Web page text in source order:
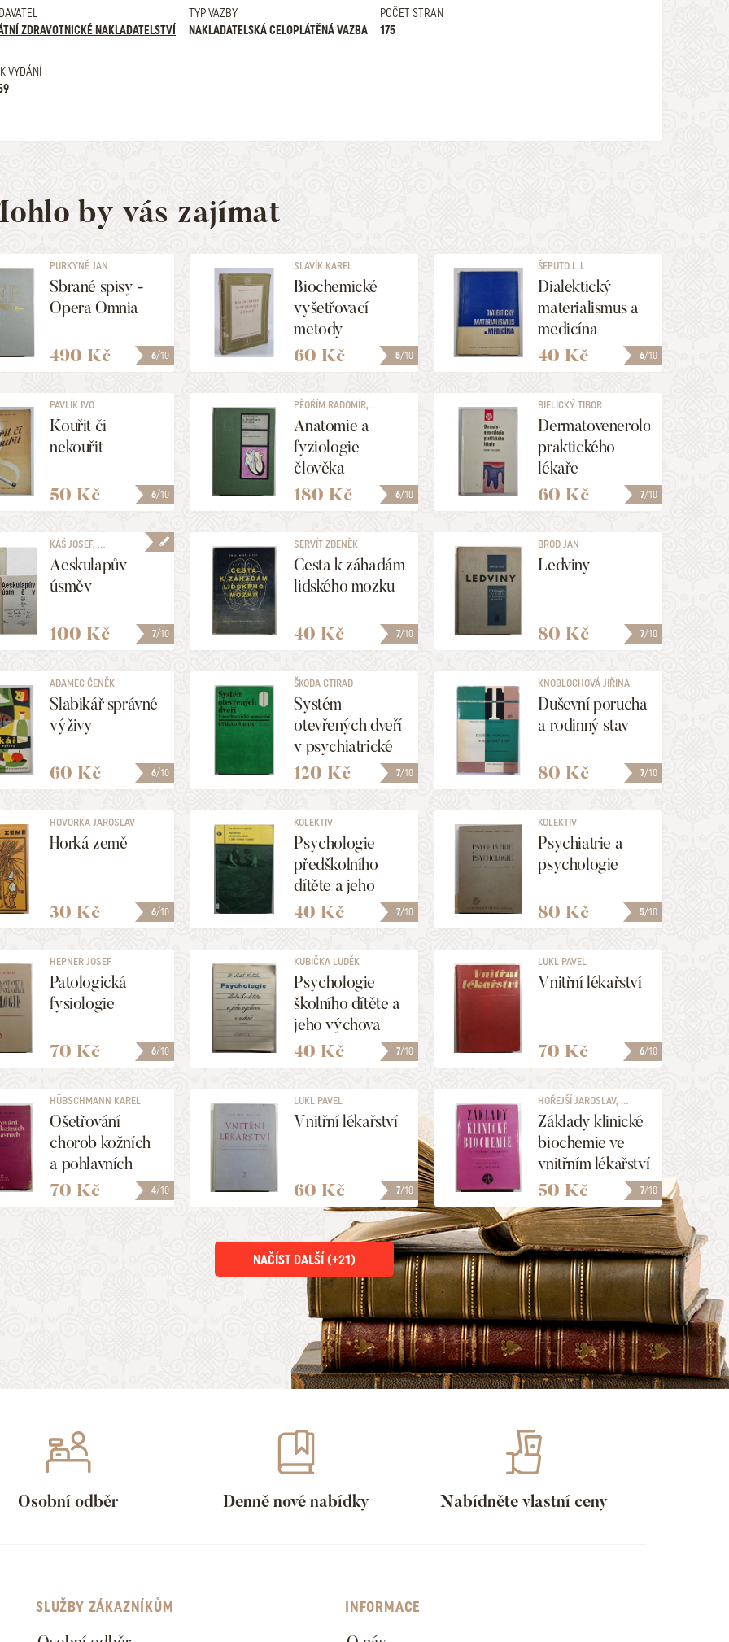
ZDRAVOTNICKÉ NAKLADATELSTVÍ
TYP VAZBY
NAKLADATELSKÁ CELOPLÁTĚNÁ VAZBA
POČET STRAN
175
VYDÁNÍ
by vás zajímat
6/10
PURKYNĚ JAN
EVANGELISTA
Sbrané spisy -
Opera Omnia
490 Kč 5/10
SLAVÍK KAREL
Biochemické
vyšetřovací
metody
60 Kč 6/10
ŠEPUTO L.L.
Dialektický
materialismus a
medicína
40 Kč
6/10
PAVLÍK IVO
Kouřit či
nekouřit
50 Kč 6/10
PĚGŘÍM RADOMÍR, ...
Anatomie a
fyziologie
člověka
180 Kč 7/10
BIELICKÝ TIBOR
Dermatovenerologie
praktického
lékaře
60 Kč
7/10
KÁŠ JOSEF, ...
Aeskulapův
úsměv
100 Kč 7/10
SERVÍT ZDENĚK
Cesta k záhadám
lidského mozku
40 Kč 7/10
BROD JAN
Ledviny
80 Kč
6/10
ADAMEC ČENĚK
Slabikář správné
výživy
60 Kč 7/10
ŠKODA CTIRAD
Systém
otevřených dveří
v psychiatrické
nemocnici
120 Kč 7/10
KNOBLOCHOVÁ JIŘINA
Duševní porucha
a rodinný stav
80 Kč
6/10
HOVORKA JAROSLAV
Horká země
30 Kč 7/10
KOLEKTIV
Psychologie
předškolního
dítěte a jeho
výchova v
rodině
40 Kč 5/10
KOLEKTIV
Psychiatrie a
psychologie
80 Kč
6/10
HEPNER JOSEF
Patologická
fysiologie
70 Kč 7/10
KUBIČKA LUDĚK
Psychologie
školního dítěte a
jeho výchova
40 Kč 6/10
LUKL PAVEL
Vnitřní lékařství
70 Kč
4/10
HÜBSCHMANN KAREL
Ošetřování
chorob kožních
a pohlavních
70 Kč 7/10
LUKL PAVEL
Vnitřní lékařství
60 Kč 7/10
HOŘEJŠÍ JAROSLAV, ...
Základy klinické
biochemie ve
vnitřním lékařství
50 Kč
NAČÍST DALŠÍ (+21)
Osobní odběr Denně nové nabídky Nabídněte vlastní ceny
SLUŽBY ZÁKAZNÍKŮM INFORMACE